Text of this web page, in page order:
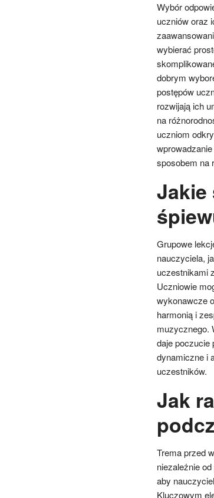
Wybór
uczniów oraz
wybierać
dobrym
postępów
rozwijają ich
na
uczniom
sposobem na
Jakie
Grupowe
nauczyciela,
uczestnikami
Uczniowie
wykonawcze
harmonią i
muzycznego.
daje poczucie
dynamiczne i
uczestników.
Jak
Trema przed
niezależnie
aby
Kluczowym